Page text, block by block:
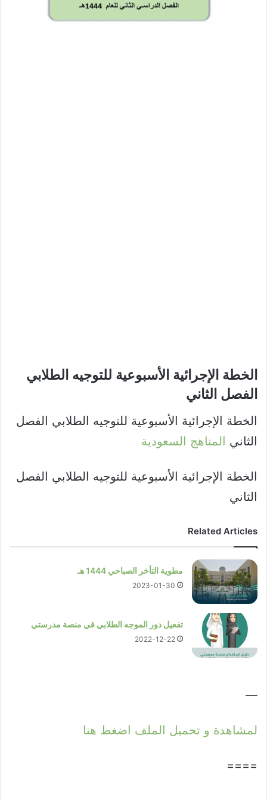
الخطة الإجرائية الأسبوعية للتوجيه الطلابي
الفصل الثاني​
الخطة الإجرائية الأسبوعية للتوجيه الطلابي الفصل
الثاني المناهج السعودية
الخطة الإجرائية الأسبوعية للتوجيه الطلابي الفصل
الثاني
Related Articles
مطوية التأخر الصباحي 1444 هـ
2023-01-30
تفعيل دور الموجه الطلابي في منصة مدرستي
2022-12-22
—
لمشاهدة و تحميل الملف اضغط هنا
====